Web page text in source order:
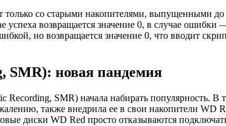
только со старыми накопителями, выпущенными
успеха возвращается значение 0, в случае
но возвращается значение 0, что вводит
SMR): новая пандемия
SMR) начала набирать популярность. В
также внедрила ее в свои накопители WD
диски WD Red просто отказываются